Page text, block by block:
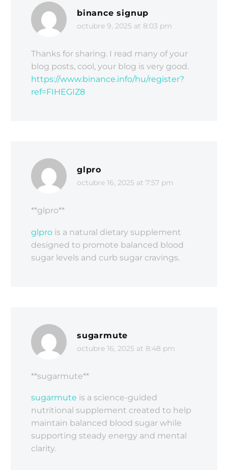
nec odio et ante tincidunt
tempus. Donec vitae sapien ut
libero venenatis faucibus.
amet orci eget eros faucibus
tincidunt. Duis leo. Duis sed
odio sit amet nibh vulputate
cursus a sit amet mauris.
binance signup
octubre 9, 2025 at 8:03 pm
Thanks for sharing. I read many of your
blog posts, cool, your blog is very good.
https://www.binance.info/hu/register?
ref=FIHEGIZ8
glpro
octubre 16, 2025 at 7:57 pm
** glpro**
glpro is a natural dietary supplement
designed to promote balanced blood
sugar levels and curb sugar cravings.
sugarmute
octubre 16, 2025 at 8:48 pm
**sugarmute**
sugarmute is a science-guided
nutritional supplement created to help
maintain balanced blood sugar while
supporting steady energy and mental
clarity.